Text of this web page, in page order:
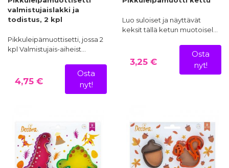
valmistujaislakki ja
todistus, 2 kpl
Pikkuleipämuottisetti, jossa 2
kpl Valmistujais-aiheist…
4,75 €
Osta
nyt!
Luo suloiset ja näyttävät
keksit tällä ketun muotoisel…
3,25 €
Osta
nyt!